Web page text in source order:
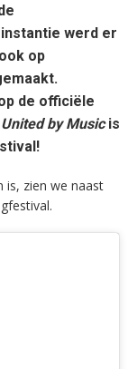
werd er
op
de officiële
United by Musicis
is, zien we naast